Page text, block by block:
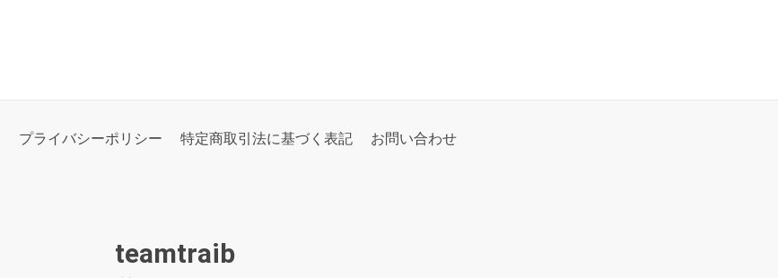
プライバシーポリシー 特定商取引法に基づく表記 お問い合わせ
teamtraib